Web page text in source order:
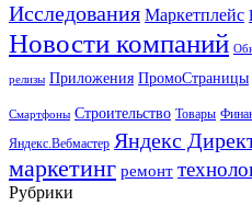
Исследования Маркетплейс
Новости компаний
релизы Приложения ПромоСтраницы
Смартфоны Строительство Товары
Яндекс.Вебмастер Яндекс
маркетинг ремонт
Рубрики